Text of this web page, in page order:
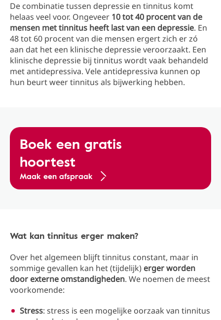
De combinatie tussen depressie en tinnitus komt
helaas veel voor. Ongeveer 10 tot 40 procent van de
mensen met tinnitus heeft last van een depressie. En
48 tot 60 procent van die mensen ergert zich er zó
aan dat het een klinische depressie veroorzaakt. Een
klinische depressie bij tinnitus wordt vaak behandeld
met antidepressiva. Vele antidepressiva kunnen op
hun beurt weer tinnitus als bijwerking hebben.
Boek een gratis
hoortest
Maak een afspraak
Wat kan tinnitus erger maken?
Over het algemeen blijft tinnitus constant, maar in
sommige gevallen kan het (tijdelijk) erger worden
door externe omstandigheden. We noemen de meest
voorkomende:
Stress: stress is een mogelijke oorzaak van tinnitus